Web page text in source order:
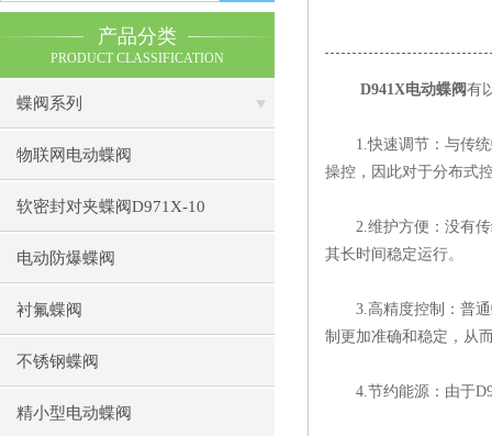
产品分类
PRODUCT CLASSIFICATION
蝶阀系列
物联网电动蝶阀
软密封对夹蝶阀D971X-10
电动防爆蝶阀
衬氟蝶阀
不锈钢蝶阀
精小型电动蝶阀
D941X电动蝶阀有
1.快速调节：与传统
操控，因此对于分布式
2.维护方便：没有传
其长时间稳定运行。
3.高精度控制：普通
制更加准确和稳定，从
4.节约能源：由于